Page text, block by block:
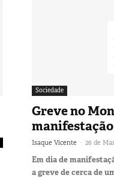
Sociedade
Greve no
Isaque Vicente - 26 de
Em dia de
a greve de cerca de